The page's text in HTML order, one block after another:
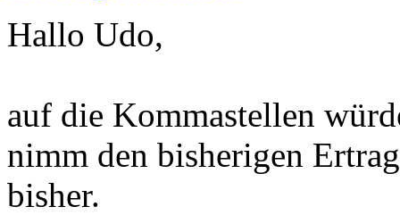
Hallo Udo,
auf die Kommastellen
nimm den bisherigen
bisher.